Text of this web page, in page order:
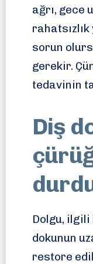
ağrı, gece
sorun
gerekir.
tedavinin
Diş
Dolgu,
dokunun
restore